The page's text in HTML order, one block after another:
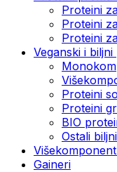
Proteini
Proteini
Proteini
Veganski i
Proteini
Proteini
BIO
Ostali
Gaineri